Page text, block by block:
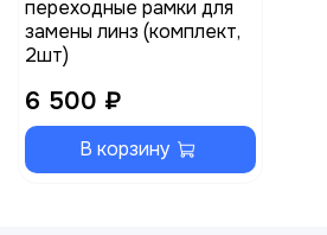
переходные рамки для
замены линз (комплект,
2шт)
6 500 ₽
В корзину